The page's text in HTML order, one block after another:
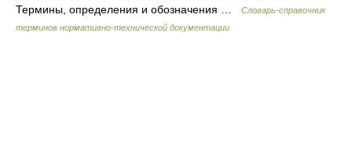
Термины, определения и обозначения …
Словарь-справочник
терминов нормативно-технической документации